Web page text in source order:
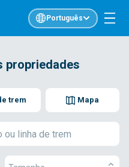
Português
propriedades
Mapa
trem